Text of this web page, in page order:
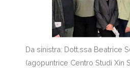
Da sinistra: Dott.ssa Beatrice
(agopuntrice Centro Studi Xin